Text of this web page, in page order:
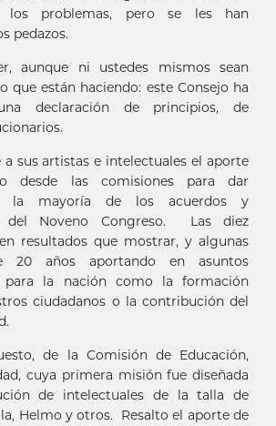
los problemas, pero se les han
pedazos.
aunque ni ustedes mismos sean
que están haciendo: este Consejo ha
declaración de principios, de
a sus artistas e intelectuales el aporte
desde las comisiones para dar
la mayoría de los acuerdos y
del Noveno Congreso. Las diez
resultados que mostrar, y algunas
20 años aportando en asuntos
para la nación como la formación
ciudadanos o la contribución del
de la Comisión de Educación,
cuya primera misión fue diseñada
de intelectuales de la talla de
Helmo y otros. Resalto el aporte de